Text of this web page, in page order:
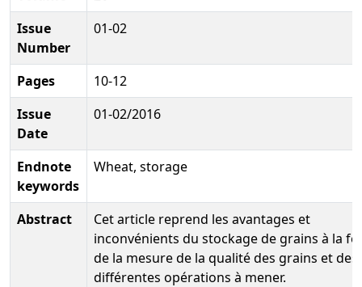
Issue
Number
01-02
Pages
10-12
Issue
Date
01-02/2016
Endnote
keywords
Wheat, storage
Abstract
Cet article reprend les avantages et
inconvénients du stockage de grains à la
de la mesure de la qualité des grains et des
différentes opérations à mener.